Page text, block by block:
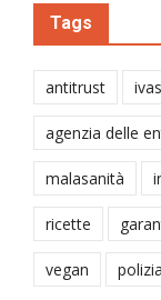
Tags
antitrust
agenzia delle
malasanità
ricette
vegan